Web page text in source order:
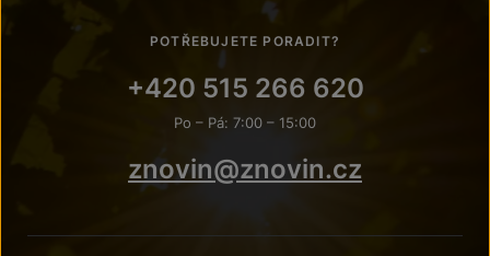
POTŘEBUJETE PORADIT?
+420 515 266 620
Po – Pá: 7:00 – 15:00
znovin@znovin.cz